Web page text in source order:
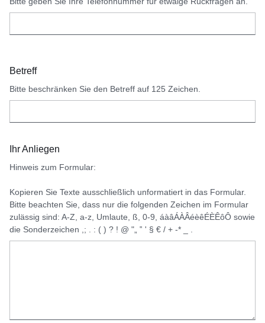
Betreff
Bitte beschränken Sie den Betreff auf 125 Zeichen.
Ihr Anliegen
Hinweis zum Formular:
Kopieren Sie Texte ausschließlich unformatiert in das Formular.
Bitte beachten Sie, dass nur die folgenden Zeichen im Formular
zulässig sind: A-Z, a-z, Umlaute, ß, 0-9, áàâÁÀÂéèêÉÈÊôÔ sowie
die Sonderzeichen ,; . : ( ) ? ! @ "„ ‟ ' § € / + -* _ .